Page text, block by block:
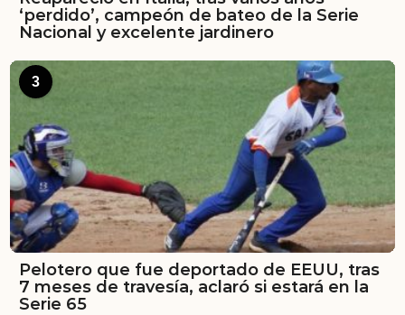
‘perdido’, campeón de bateo de la Serie
Nacional y excelente jardinero
3
Pelotero que fue deportado de EEUU, tras
7 meses de travesía, aclaró si estará en la
Serie 65